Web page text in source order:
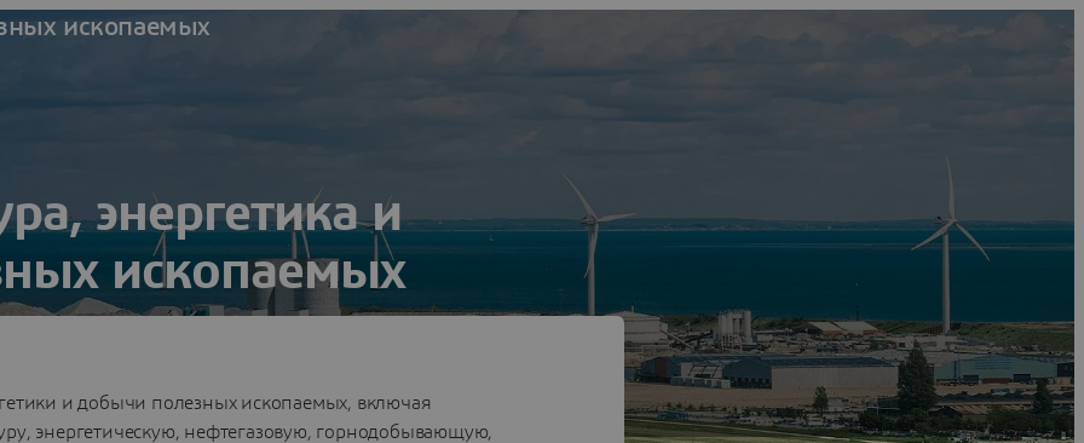
ископаемых
энергетика и
ископаемых
и добычи полезных ископаемых, включая
энергетическую, нефтегазовую, горнодобывающую,